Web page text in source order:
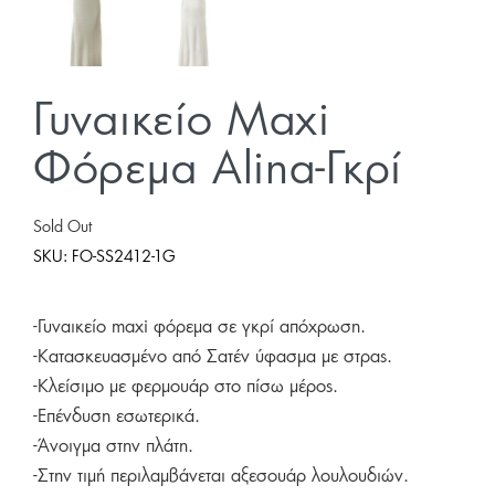
Γυναικείο Maxi
Φόρεμα Alina-Γκρί
Sold Out
SKU: FO-SS2412-1G
-Γυναικείο maxi φόρεμα σε γκρί απόχρωση.
-Κατασκευασμένο από Σατέν ύφασμα με στρας.
-Κλείσιμο με φερμουάρ στο πίσω μέρος.
-Επένδυση εσωτερικά.
-Άνοιγμα στην πλάτη.
-Στην τιμή περιλαμβάνεται αξεσουάρ λουλουδιών.